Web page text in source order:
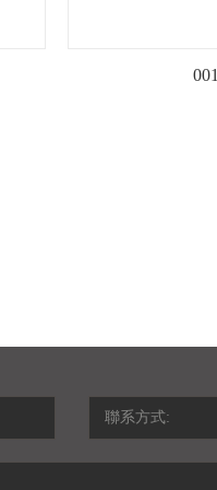
001
聯系方式: